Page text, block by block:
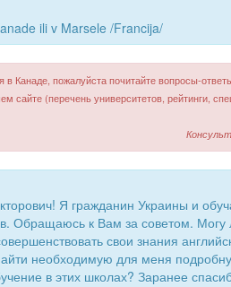
ili v Marsele /Francija/
в Канаде, пожалуйста почитайте вопросы-
сайте (перечень университетов, рейтинги,
Я гражданин Украины и
Обращаюсь к Вам за советом. Могу
свои знания
необходимую для меня
в этих школах? Заранее